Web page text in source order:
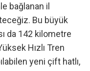
bağlanan il
Bu büyük
da 142 kilometre
Hızlı Tren
yeni çift hatlı,